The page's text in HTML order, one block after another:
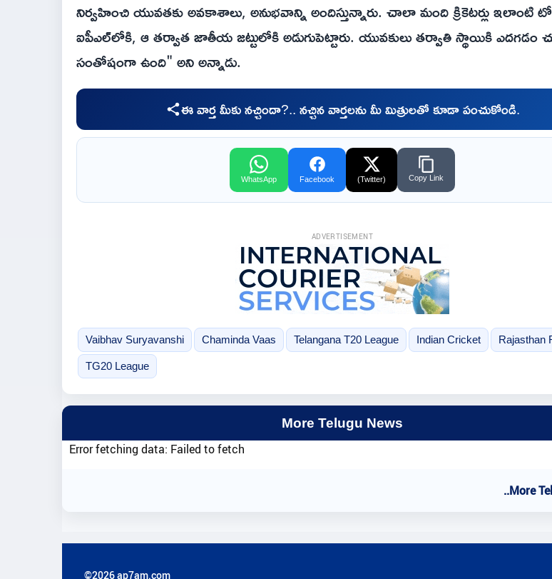
నిర్వహించి యువతకు అవకాశాలు, అనుభవాన్ని అందిస్తున్నారు. చాలా మంది క్రికెటర్లు ఇలాంటి
ఐపీఎల్‌లోకి, ఆ తర్వాత జాతీయ జట్టులోకి అడుగుపెట్టారు. యువకులు తర్వాతి స్థాయికి ఎదగడం
సంతోషంగా ఉంది" అని అన్నాడు.
ఈ వార్త మీకు నచ్చిందా?.. నచ్చిన వార్తలను మీ మిత్రులతో కూడా పంచుకోండి.
WhatsApp Facebook (Twitter) Copy Link
ADVERTISEMENT
Vaibhav Suryavanshi Chaminda Vaas Telangana T20 League Indian Cricket Rajasthan
TG20 League
More Telugu News
Error fetching data: Failed to fetch
..More
©2026 ap7am.com